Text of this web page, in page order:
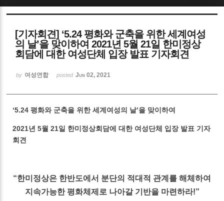
[기자회견] ‘5.24 평화와 군축을 위한 세계여성
의 날’을 맞이하여 2021년 5월 21일 한미정상
회담에 대한 여성단체 입장 발표 기자회견
by 여성연합 posted Jun 02, 2021
‘5.24 평화와 군축을 위한 세계여성의 날’을 맞이하여
2021년 5월 21일 한미정상회담에 대한 여성단체 입장 발표 기자
회견
“한미정상은 한반도에서 분단의 적대적 관계를 해체하여
지속가능한 평화체제로 나아갈 기반을 마련하라!”
Sketchbook5, 스케치북5
Sketchbook5, 스케치북5